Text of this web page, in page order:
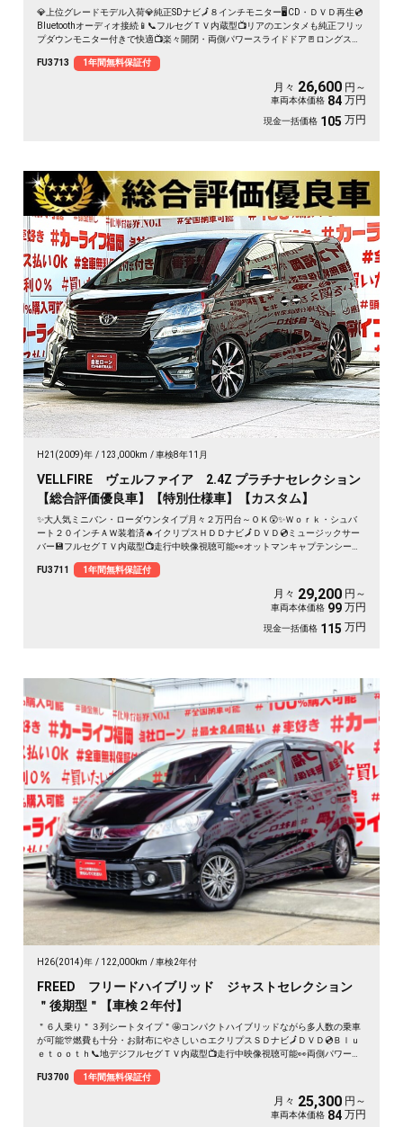
💎上位グレードモデル入荷💎純正SDナビ🗾８インチモニター🖥️CD・ＤＶＤ再生💿
Bluetoothオーディオ接続📱📞フルセグＴＶ内蔵型📺リアのエンタメも純正フリッ
プダウンモニター付きで快適📺楽々開閉・両側パワースライドドア🚪ロングスラ
新品タイヤ装着🛞🚗
FU3713 1年間無料保証付
月々 26,600 円～
車両本体価格 84 万円
現金一括価格 105 万円
H21(2009)年 123,000km 車検8年11月
VELLFIRE ヴェルファイア 2.4Z プラチナセレクション
【総合評価優良車】【特別仕様車】【カスタム】
✨大人気ミニバン・ローダウンタイプ月々２万円台～ＯＫ😲✨Ｗｏｒｋ・シュバ
ート２０インチＡＷ装着済🔥イクリプスＨＤＤナビ🗾ＤＶＤ💿ミュージックサー
バー💾フルセグＴＶ内蔵型📺走行中映像視聴可能👀オットマンキャプテンシート
クドアーでボタン・リモコン楽々開閉🔘🌈
FU3711 1年間無料保証付
月々 29,200 円～
車両本体価格 99 万円
現金一括価格 115 万円
H26(2014)年 122,000km 車検2年付
FREED フリードハイブリッド ジャストセレクション
＂後期型＂【車検２年付】
＂６人乗り＂３列シートタイプ＂🤩コンパクトハイブリッドながら多人数の乗車
が可能🎊燃費も十分・お財布にやさしい👛エクリプスＳＤナビ🗾ＤＶＤ💿Ｂｌｕ
ｅｔｏｏｔｈ📞地デジフルセグＴＶ内蔵型📺走行中映像視聴可能👀両側パワース
クルーズコントロール機能付・高速道路も運転楽々👏ＨＩＤヘッドライト＆ＬＥ
FU3700 1年間無料保証付
月々 25,300 円～
車両本体価格 84 万円